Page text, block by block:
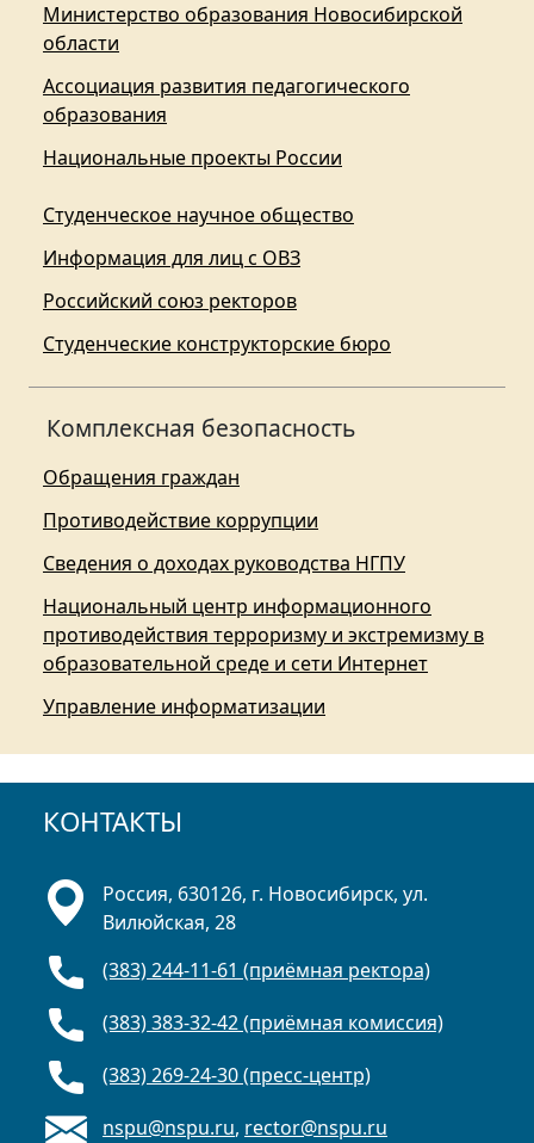
Министерство образования Новосибирской
области
Ассоциация развития педагогического
образования
Национальные проекты России
Студенческое научное общество
Информация для лиц с ОВЗ
Российский союз ректоров
Студенческие конструкторские бюро
Комплексная безопасность
Обращения граждан
Противодействие коррупции
Сведения о доходах руководства НГПУ
Национальный центр информационного
противодействия терроризму и экстремизму в
образовательной среде и сети Интернет
Управление информатизации
КОНТАКТЫ
Россия, 630126, г. Новосибирск, ул.
Вилюйская, 28
(383) 244-11-61 (приёмная ректора)
(383) 383-32-42 (приёмная комиссия)
(383) 269-24-30 (пресс-центр)
nspu@nspu.ru, rector@nspu.ru